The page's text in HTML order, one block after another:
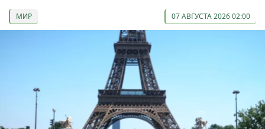
МИР 07 АВГУСТА 2026 02:00